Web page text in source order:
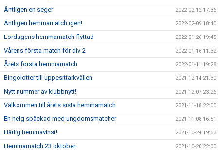
Äntligen en seger 2022-02-12 17:36
Äntligen hemmamatch igen! 2022-02-09 18:40
Lördagens hemmamatch flyttad 2022-01-26 19:45
Vårens första match för div-2 2022-01-16 11:32
Årets första hemmamatch 2022-01-11 19:28
Bingolotter till uppesittarkvällen 2021-12-14 21:30
Nytt nummer av klubbnytt! 2021-12-07 23:26
Välkommen till årets sista hemmamatch 2021-11-18 22:00
En helg späckad med ungdomsmatcher 2021-11-08 16:51
Härlig hemmavinst! 2021-10-24 19:53
Hemmamatch 23 oktober 2021-10-20 22:00